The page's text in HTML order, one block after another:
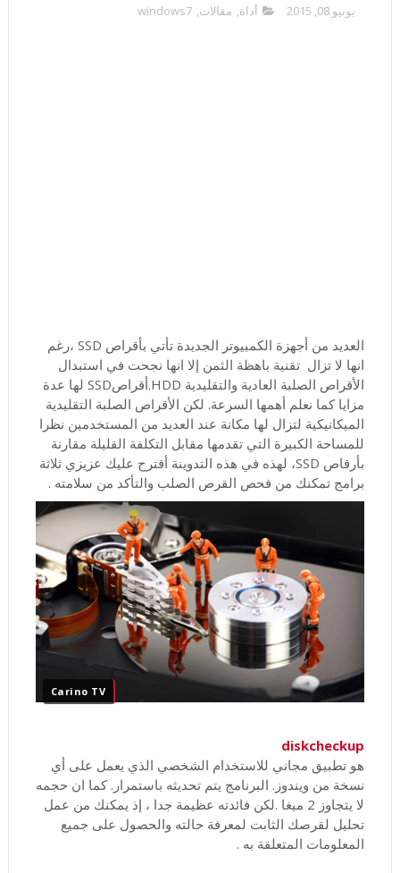
يونيو 08, 2015 أداة, مقالات,
windows7
العديد من أجهزة الكمبيوتر الجديدة تأتي بأقراص SSD ،رغم
انها لا تزال تقنية باهظة الثمن إلا انها نجحت في استبدال
الأقراص الصلبة العادية والتقليدية HDD.أقراصSSD لها عدة
مزايا كما نعلم أهمها السرعة. لكن الأقراص الصلبة التقليدية
الميكانيكية لتزال لها مكانة عند العديد من المستخدمين نظرا
للمساحة الكبيرة التي تقدمها مقابل التكلفة القليلة مقارنة
بأرقاص SSD، لهذه في هذه التدوينة أقترح عليك عزيزي ثلاثة
برامج تمكنك من فحص القرص الصلب والتأكد من سلامته .
Carino TV
diskcheckup
هو تطبيق مجاني للاستخدام الشخصي الذي يعمل على أي
نسخة من ويندوز. البرنامج يتم تحديثه باستمرار. كما ان حجمه
لا يتجاوز 2 ميغا .لكن فائدته عظيمة جدا ، إذ يمكنك من عمل
تحليل لقرصك الثابت لمعرفة حالته والحصول على جميع
المعلومات المتعلقة به .